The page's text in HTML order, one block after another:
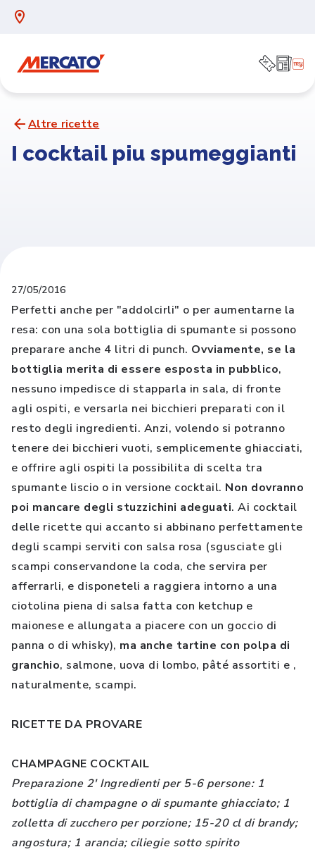
Altre ricette
I cocktail piu spumeggianti
27/05/2016
Perfetti anche per "addolcirli" o per aumentarne la
resa: con una sola bottiglia di spumante si possono
preparare anche 4 litri di punch. Ovviamente, se la
bottiglia merita di essere esposta in pubblico,
nessuno impedisce di stapparla in sala, di fronte
agli ospiti, e versarla nei bicchieri preparati con il
resto degli ingredienti. Anzi, volendo si potranno
tenere dei bicchieri vuoti, semplicemente ghiacciati,
e offrire agli ospiti la possibilita di scelta tra
spumante liscio o in versione cocktail. Non dovranno
poi mancare degli stuzzichini adeguati. Ai cocktail
delle ricette qui accanto si abbinano perfettamente
degli scampi serviti con salsa rosa (sgusciate gli
scampi conservandone la coda, che servira per
afferrarli, e disponeteli a raggiera intorno a una
ciotolina piena di salsa fatta con ketchup e
maionese e allungata a piacere con un goccio di
panna o di whisky), ma anche tartine con polpa di
granchio, salmone, uova di lombo, pâté assortiti e ,
naturalmente, scampi.
RICETTE DA PROVARE
CHAMPAGNE COCKTAIL
Preparazione 2' Ingredienti per 5-6 persone: 1
bottiglia di champagne o di spumante ghiacciato; 1
zolletta di zucchero per porzione; 15-20 cl di brandy;
angostura; 1 arancia; ciliegie sotto spirito